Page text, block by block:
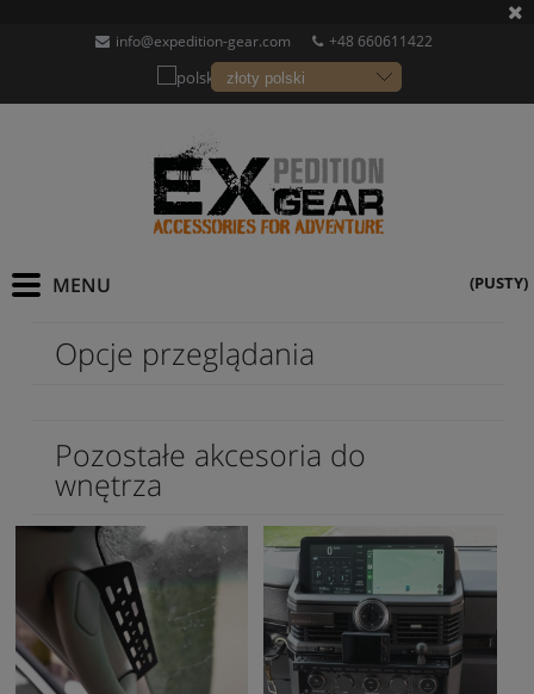
info@expedition-gear.com +48 660611422
(PUSTY)
Opcje przeglądania
Pozostałe akcesoria do
wnętrza